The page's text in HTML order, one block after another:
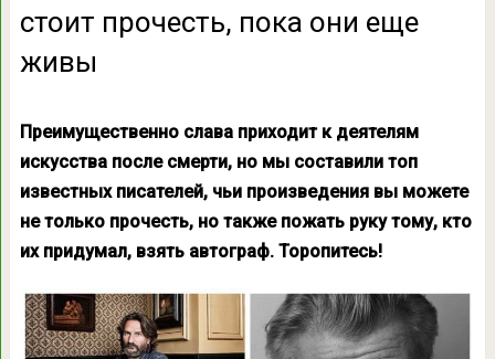
стоит прочесть, пока они еще
живы
Преимущественно слава приходит к деятелям
искусства после смерти, но мы составили топ
известных писателей, чьи произведения вы можете
не только прочесть, но также пожать руку тому, кто
их придумал, взять автограф. Торопитесь!